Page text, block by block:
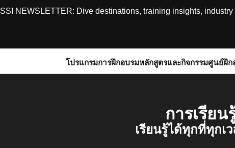
SSI NEWSLETTER: Dive destinations, training insights,
โปรแกรมการฝึกอบรมหลักสูตรและกิจกรรมศูนย์ฝึก
การเรีย
เรียนรู้ได้ทุกที่ทุก